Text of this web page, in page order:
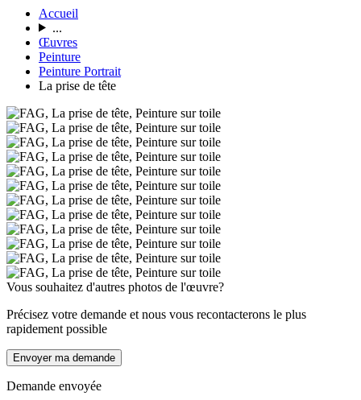
Accueil
...
Œuvres
Peinture
Peinture Portrait
La prise de tête
Vous souhaitez d'autres photos de l'œuvre?
Précisez votre demande et nous vous recontacterons le plus
rapidement possible
Envoyer ma demande
Demande envoyée